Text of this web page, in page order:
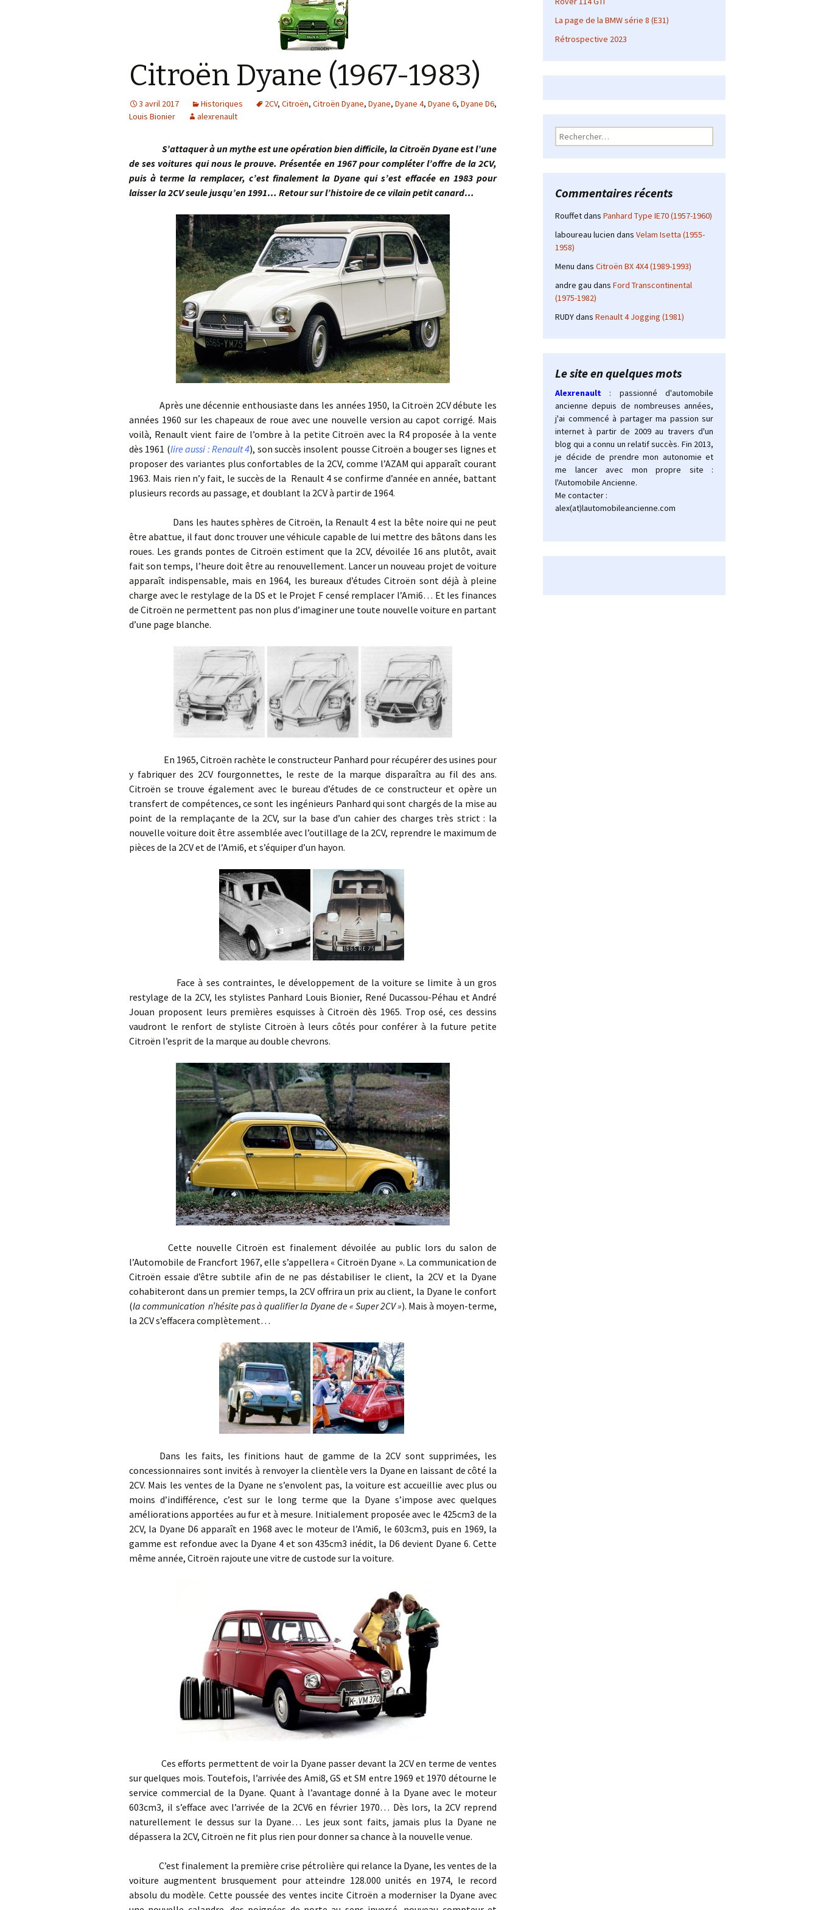
Citroën Dyane (1967-1983)
3 avril 2017 Historiques 2CV, Citroën, Citroën Dyane, Dyane, Dyane 4, Dyane 6, Dyane D6,
Louis Bionier
alexrenault
S’attaquer à un mythe est une opération bien difficile, la Citroën Dyane est l’une
de ses voitures qui nous le prouve. Présentée en 1967 pour compléter l’offre de la 2CV,
puis à terme la remplacer, c’est finalement la Dyane qui s’est effacée en 1983 pour
laisser la 2CV seule jusqu’en 1991… Retour sur l’histoire de ce vilain petit canard…
Après une décennie enthousiaste dans les années 1950, la Citroën 2CV débute les
années 1960 sur les chapeaux de roue avec une nouvelle version au capot corrigé. Mais
voilà, Renault vient faire de l’ombre à la petite Citroën avec la R4 proposée à la vente
dès 1961 (lire aussi : Renault 4), son succès insolent pousse Citroën a bouger ses lignes et
proposer des variantes plus confortables de la 2CV, comme l’AZAM qui apparaît courant
1963. Mais rien n’y fait, le succès de la Renault 4 se confirme d’année en année, battant
plusieurs records au passage, et doublant la 2CV à partir de 1964.
Dans les hautes sphères de Citroën, la Renault 4 est la bête noire qui ne peut
être abattue, il faut donc trouver une véhicule capable de lui mettre des bâtons dans les
roues. Les grands pontes de Citroën estiment que la 2CV, dévoilée 16 ans plutôt, avait
fait son temps, l’heure doit être au renouvellement. Lancer un nouveau projet de voiture
apparaît indispensable, mais en 1964, les bureaux d’études Citroën sont déjà à pleine
charge avec le restylage de la DS et le Projet F censé remplacer l’Ami6… Et les finances
de Citroën ne permettent pas non plus d’imaginer une toute nouvelle voiture en partant
d’une page blanche.
En 1965, Citroën rachète le constructeur Panhard pour récupérer des usines pour
y fabriquer des 2CV fourgonnettes, le reste de la marque disparaîtra au fil des ans.
Citroën se trouve également avec le bureau d’études de ce constructeur et opère un
transfert de compétences, ce sont les ingénieurs Panhard qui sont chargés de la mise au
point de la remplaçante de la 2CV, sur la base d’un cahier des charges très strict : la
nouvelle voiture doit être assemblée avec l’outillage de la 2CV, reprendre le maximum de
pièces de la 2CV et de l’Ami6, et s’équiper d’un hayon.
Face à ses contraintes, le développement de la voiture se limite à un gros
restylage de la 2CV, les stylistes Panhard Louis Bionier, René Ducassou-Péhau et André
Jouan proposent leurs premières esquisses à Citroën dès 1965. Trop osé, ces dessins
vaudront le renfort de styliste Citroën à leurs côtés pour conférer à la future petite
Citroën l’esprit de la marque au double chevrons.
Cette nouvelle Citroën est finalement dévoilée au public lors du salon de
l’Automobile de Francfort 1967, elle s’appellera « Citroën Dyane ». La communication de
Citroën essaie d’être subtile afin de ne pas déstabiliser le client, la 2CV et la Dyane
cohabiteront dans un premier temps, la 2CV offrira un prix au client, la Dyane le confort
(la communication n’hésite pas à qualifier la Dyane de « Super 2CV »). Mais à moyen-terme,
la 2CV s’effacera complètement…
Dans les faits, les finitions haut de gamme de la 2CV sont supprimées, les
concessionnaires sont invités à renvoyer la clientèle vers la Dyane en laissant de côté la
2CV. Mais les ventes de la Dyane ne s’envolent pas, la voiture est accueillie avec plus ou
moins d’indifférence, c’est sur le long terme que la Dyane s’impose avec quelques
améliorations apportées au fur et à mesure. Initialement proposée avec le 425cm3 de la
2CV, la Dyane D6 apparaît en 1968 avec le moteur de l’Ami6, le 603cm3, puis en 1969, la
gamme est refondue avec la Dyane 4 et son 435cm3 inédit, la D6 devient Dyane 6. Cette
même année, Citroën rajoute une vitre de custode sur la voiture.
Ces efforts permettent de voir la Dyane passer devant la 2CV en terme de ventes
sur quelques mois. Toutefois, l’arrivée des Ami8, GS et SM entre 1969 et 1970 détourne le
service commercial de la Dyane. Quant à l’avantage donné à la Dyane avec le moteur
603cm3, il s’efface avec l’arrivée de la 2CV6 en février 1970… Dès lors, la 2CV reprend
naturellement le dessus sur la Dyane… Les jeux sont faits, jamais plus la Dyane ne
dépassera la 2CV, Citroën ne fit plus rien pour donner sa chance à la nouvelle venue.
C’est finalement la première crise pétrolière qui relance la Dyane, les ventes de la
voiture augmentent brusquement pour atteindre 128.000 unités en 1974, le record
absolu du modèle. Cette poussée des ventes incite Citroën a moderniser la Dyane avec
La page de la BMW série 8 (E31)
Rétrospective 2023
Rechercher :
Commentaires récents
Rouffetdans Panhard Type IE70 (1957-1960)
laboureau lucien dans Velam Isetta (1955-
1958)
Menu dans Citroën BX 4X4 (1989-1993)
andre gau dans Ford Transcontinental
(1975-1982)
RUDYdans Renault 4 Jogging (1981)
Le site en quelques mots
Alexrenault
: passionné d'automobile
ancienne depuis de nombreuses années,
j'ai commencé à partager ma passion sur
internet à partir de 2009 au travers d'un
blog qui a connu un relatif succès. Fin 2013,
je décide de prendre mon autonomie et
me lancer avec mon propre site :
l'Automobile Ancienne.
Me contacter :
alex(at)lautomobileancienne.com